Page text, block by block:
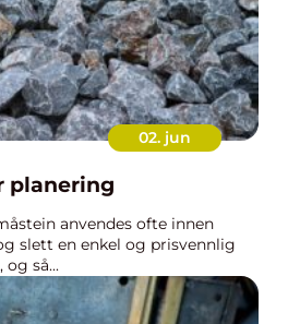
02. jun
planering
anvendes ofte innen
slett en enkel og prisvennlig
så...